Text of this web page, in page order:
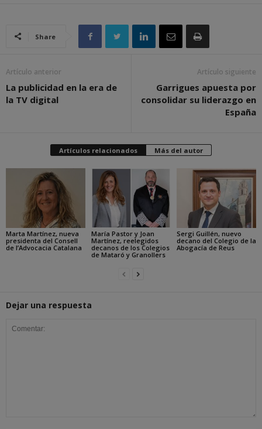
Share
Artículo anterior
La publicidad en la era de
la TV digital
Artículo siguiente
Garrigues apuesta por
consolidar su liderazgo en
España
Artículos relacionados Más del autor
Marta Martínez, nueva
presidenta del Consell
de l’Advocacia Catalana
María Pastor y Joan
Martínez, reelegidos
decanos de los Colegios
de Mataró y Granollers
Sergi Guillén, nuevo
decano del Colegio de la
Abogacía de Reus
Dejar una respuesta